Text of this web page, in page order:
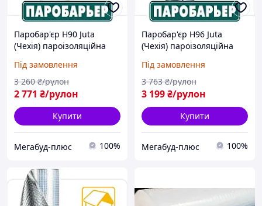
Паробар'єр H90 Juta
(Чехія) пароізоляційна
Під замовлення
2 771 ₴/рулон
3 260 ₴/рулон
Купити
Мегабуд-плюс 100%
Паробар'єр H96 Juta
(Чехія) пароізоляційна
Під замовлення
3 199₴/рулон
3 763 ₴/рулон
Купити
Мегабуд-плюс 100%